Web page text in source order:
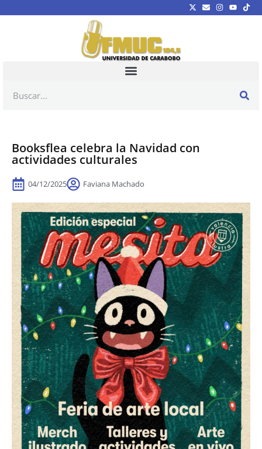
Booksflea celebra la Navidad con
actividades culturales
04/12/2025 Faviana Machado